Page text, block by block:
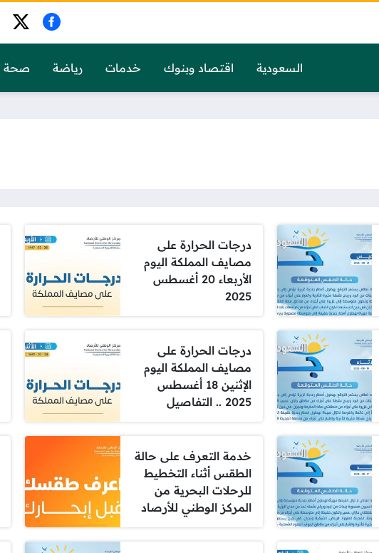
السعودية اقتصاد وبنوك خدمات رياضة صحة
درجات الحرارة على
مصايف المملكة اليوم
الأربعاء 20 أغسطس
2025
درجات الحرارة على
مصايف المملكة اليوم
الإثنين 18 أغسطس
2025 .. التفاصيل
خدمة التعرف على حالة
الطقس أثناء التخطيط
للرحلات البحرية من
المركز الوطني للأرصاد